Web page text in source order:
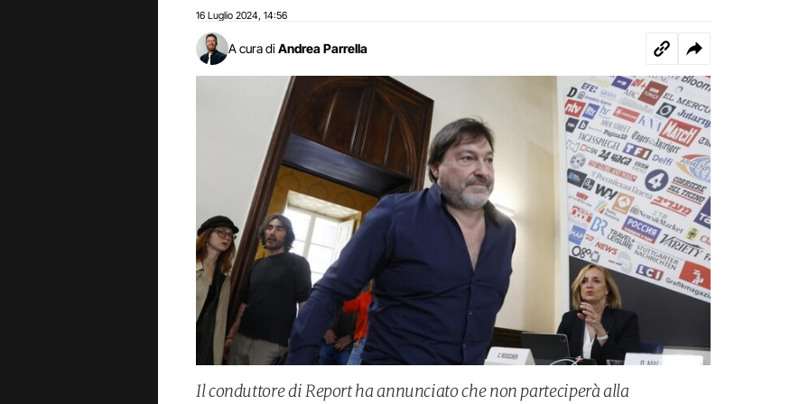
16 Luglio 2024 14:56
A cura di Andrea Parrella
Il conduttore di Report ha annunciato che non parteciperà alla